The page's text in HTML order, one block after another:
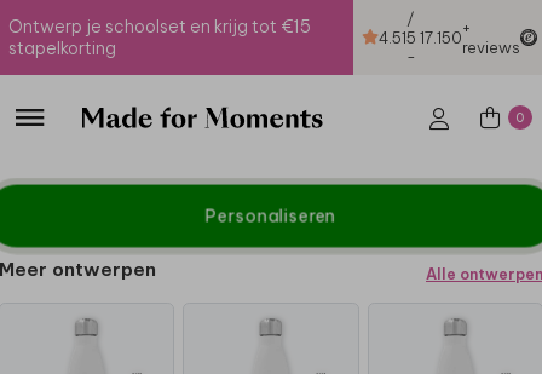
Ontwerp je schoolset en krijg tot €15
stapelkorting
4.51
/
5
-
17.150+
reviews
0
Personaliseren
Meer ontwerpen Alle ontwerpen